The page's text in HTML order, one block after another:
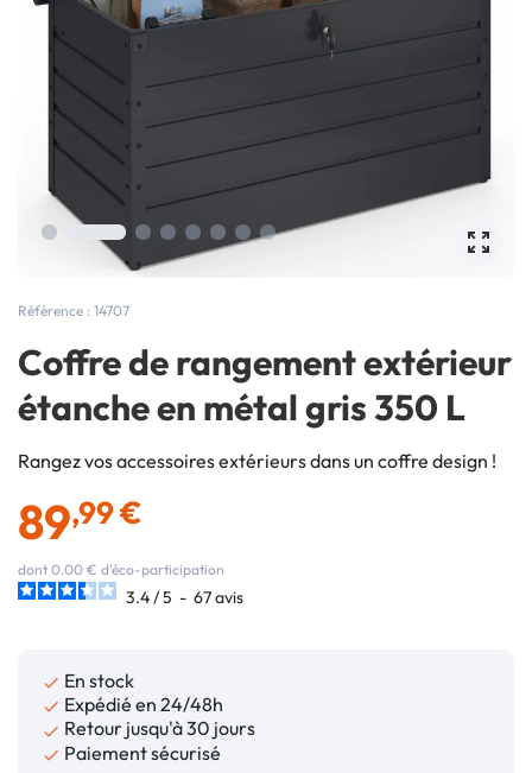
Référence : 14707
Coffre de rangement extérieur
étanche en métal gris 350 L
Rangez vos accessoires extérieurs dans un coffre design !
89,99 €
dont 0.00 € d'éco-participation
3.4/5 - 67avis
 En stock
 Expédié en 24/48h
 Retour jusqu'à 30 jours
 Paiement sécurisé